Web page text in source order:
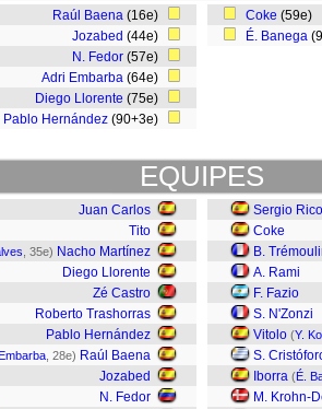
Raúl Baena (16e)
Jozabed (44e)
N. Fedor (57e)
Adri Embarba (64e)
Diego Llorente (75e)
Pablo Hernández (90+3e)
Coke (59e)
É. Banega
EQUIPES
Juan Carlos
Tito
, 35e) Nacho Martínez
Diego Llorente
Zé Castro
Roberto Trashorras
Pablo Hernández
, 28e) Raúl Baena
Jozabed
N. Fedor
Sergio Rico
Coke
B.
A. Rami
F. Fazio
S. N'Zonzi
Vitolo (Y.
S.
Iborra (É.
M. Krohn-